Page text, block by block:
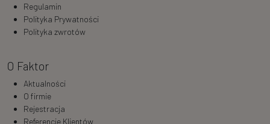
Regulamin
Polityka Prywatności
Polityka zwrotów
O Faktor
Aktualności
O firmie
Rejestracja
Referencje Klientów